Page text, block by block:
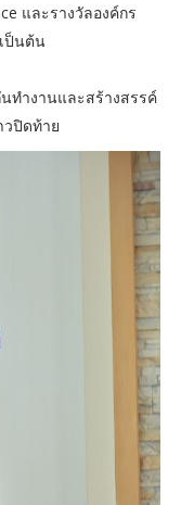
และรางวัลองค์กร
ป็นต้น
ทำงานและสร้างสรรค์
ปิดท้าย